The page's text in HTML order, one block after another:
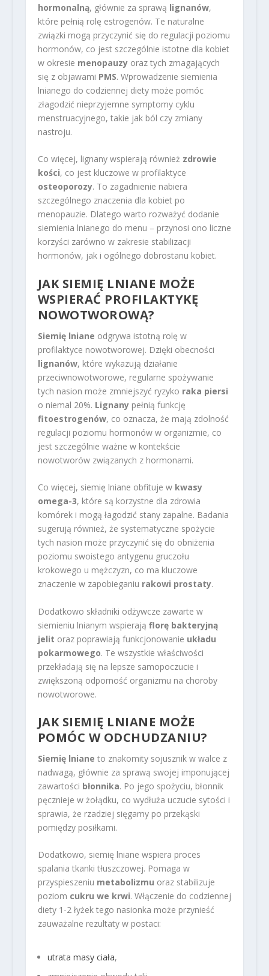
hormonalną, głównie za sprawą lignanów,
które pełnią rolę estrogenów. Te naturalne
związki mogą przyczynić się do regulacji poziomu
hormonów, co jest szczególnie istotne dla kobiet
w okresie menopauzyoraz tych zmagających
się z objawami PMS. Wprowadzenie siemienia
lnianego do codziennej diety może pomóc
złagodzić nieprzyjemne symptomy cyklu
menstruacyjnego, takie jak ból czy zmiany
nastroju.
Co więcej, lignany wspierają również zdrowie
kości, co jest kluczowe w profilaktyce
osteoporozy. To zagadnienie nabiera
szczególnego znaczenia dla kobiet po
menopauzie. Dlatego warto rozważyć dodanie
siemienia lnianego do menu – przynosi ono liczne
korzyści zarówno w zakresie stabilizacji
hormonów, jak i ogólnego dobrostanu kobiet.
JAK SIEMIĘ LNIANE MOŻE
WSPIERAĆ PROFILAKTYKĘ
NOWOTWOROWĄ?
Siemię lniane odgrywa istotną rolę w
profilaktyce nowotworowej. Dzięki obecności
lignanów, które wykazują działanie
przeciwnowotworowe, regularne spożywanie
tych nasion może zmniejszyć ryzyko raka piersi
o niemal 20%. Lignanypełnią funkcję
fitoestrogenów, co oznacza, że mają zdolność
regulacji poziomu hormonów w organizmie, co
jest szczególnie ważne w kontekście
nowotworów związanych z hormonami.
Co więcej, siemię lniane obfituje w kwasy
omega-3, które są korzystne dla zdrowia
komórek i mogą łagodzić stany zapalne. Badania
sugerują również, że systematyczne spożycie
tych nasion może przyczynić się do obniżenia
poziomu swoistego antygenu gruczołu
krokowego u mężczyzn, co ma kluczowe
znaczenie w zapobieganiu rakowi prostaty.
Dodatkowo składniki odżywcze zawarte w
siemieniu lnianym wspierają florę bakteryjną
jelit oraz poprawiają funkcjonowanie układu
pokarmowego. Te wszystkie właściwości
przekładają się na lepsze samopoczucie i
zwiększoną odporność organizmu na choroby
nowotworowe.
JAK SIEMIĘ LNIANE MOŻE
POMÓC W ODCHUDZANIU?
Siemię lniane to znakomity sojusznik w walce z
nadwagą, głównie za sprawą swojej imponującej
zawartości błonnika. Po jego spożyciu, błonnik
pęcznieje w żołądku, co wydłuża uczucie sytości i
sprawia, że rzadziej sięgamy po przekąski
pomiędzy posiłkami.
Dodatkowo, siemię lniane wspiera proces
spalania tkanki tłuszczowej. Pomaga w
przyspieszeniu metabolizmu oraz stabilizuje
poziom cukru we krwi. Włączenie do codziennej
diety 1-2 łyżek tego nasionka może przynieść
zauważalne rezultaty w postaci:
utrata masy ciała,